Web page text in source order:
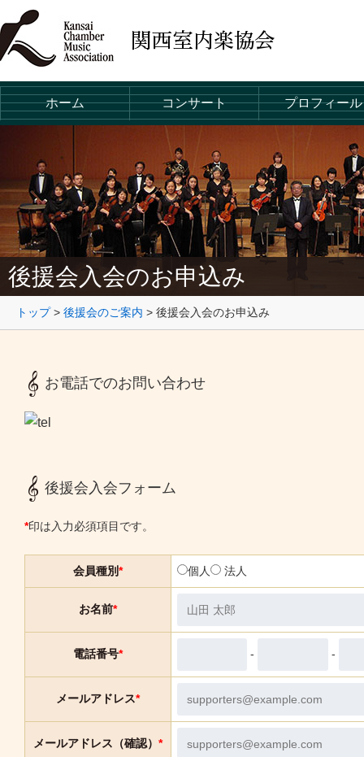
ホーム コンサート プロフィール
後援会入会のお申込み
トップ> 後援会のご案内 > 後援会入会のお申込み
お電話でのお問い合わせ
後援会入会フォーム
*印は入力必須項目です。
会員種別* 個人 法人
お名前*
電話番号* - -
メールアドレス*
メールアドレス（確認） *